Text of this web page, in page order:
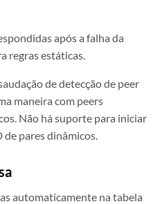
após a falha da
regras estáticas.
de detecção de peer
maneira com peers
Não há suporte para iniciar
de pares dinâmicos.
automaticamente na tabela